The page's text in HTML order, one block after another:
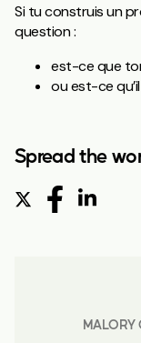
Si tu construis un
question :
est-ce que
ou est-ce
Spread the
MALORY